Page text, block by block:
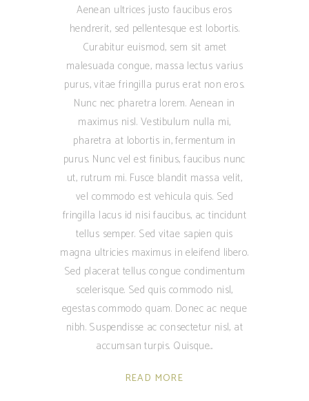
Aenean ultrices justo faucibus eros
hendrerit, sed pellentesque est lobortis.
Curabitur euismod, sem sit amet
malesuada congue, massa lectus varius
purus, vitae fringilla purus erat non eros.
Nunc nec pharetra lorem. Aenean in
maximus nisl. Vestibulum nulla mi,
pharetra at lobortis in, fermentum in
purus. Nunc vel est finibus, faucibus nunc
ut, rutrum mi. Fusce blandit massa velit,
vel commodo est vehicula quis. Sed
fringilla lacus id nisi faucibus, ac tincidunt
tellus semper. Sed vitae sapien quis
magna ultricies maximus in eleifend libero.
Sed placerat tellus congue condimentum
scelerisque. Sed quis commodo nisl,
egestas commodo quam. Donec ac neque
nibh. Suspendisse ac consectetur nisl, at
accumsan turpis. Quisque
READ MORE